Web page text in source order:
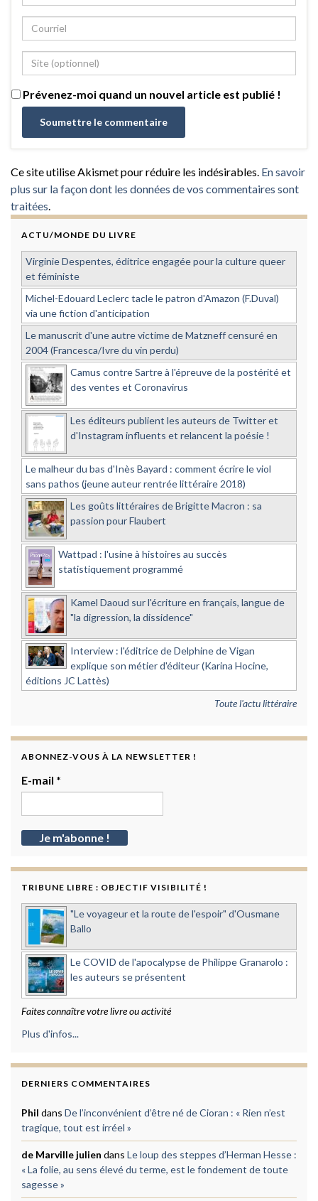
Prévenez-moi quand un nouvel article est publié !
Ce site utilise Akismet pour réduire les indésirables. En savoir
plus sur la façon dont les données de vos commentaires sont
traitées
ACTU/MONDE DU LIVRE
Virginie Despentes, éditrice engagée pour la culture queer
et féministe
Michel-Edouard Leclerc tacle le patron d'Amazon (F.Duval)
via une fiction d'anticipation
Le manuscrit d'une autre victime de Matzneff censuré en
2004 (Francesca/Ivre du vin perdu)
Camus contre Sartre à l'épreuve de la postérité et
des ventes et Coronavirus
Les éditeurs publient les auteurs de Twitter et
d'Instagram influents et relancent la poésie !
Le malheur du bas d'Inès Bayard : comment écrire le viol
sans pathos (jeune auteur rentrée littéraire 2018)
Les goûts littéraires de Brigitte Macron : sa
passion pour Flaubert
Wattpad : l'usine à histoires au succès
statistiquement programmé
Kamel Daoud sur l'écriture en français, langue de
"la digression, la dissidence"
Interview : l'éditrice de Delphine de Vigan
explique son métier d'éditeur (Karina Hocine,
éditions JC Lattès)
Toute l'actu littéraire
ABONNEZ-VOUS À LA NEWSLETTER !
E-mail *
TRIBUNE LIBRE : OBJECTIF VISIBILITÉ !
"Le voyageur et la route de l'espoir" d'Ousmane
Ballo
Le COVID de l'apocalypse de Philippe Granarolo :
les auteurs se présentent
Faites connaître votre livre ou activité
Plus d'infos...
DERNIERS COMMENTAIRES
Phil dans De l’inconvénient d’être né de Cioran : « Rien n’est
tragique, tout est irréel »
de Marville julien dans Le loup des steppes d’Herman Hesse :
« La folie, au sens élevé du terme, est le fondement de toute
sagesse »